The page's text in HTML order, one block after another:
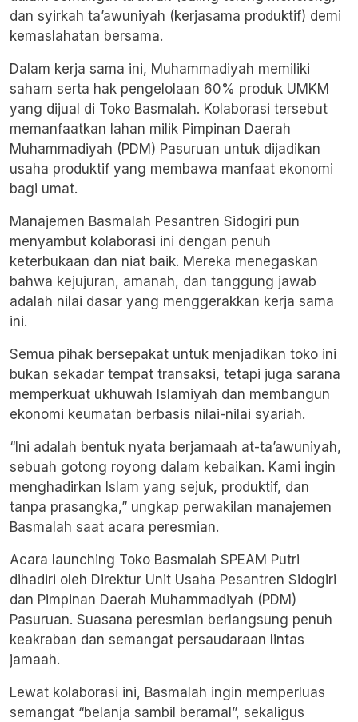
dan syirkah ta’awuniyah (kerjasama produktif) demi
kemaslahatan bersama.
Dalam kerja sama ini, Muhammadiyah memiliki
saham serta hak pengelolaan 60% produk UMKM
yang dijual di Toko Basmalah. Kolaborasi tersebut
memanfaatkan lahan milik Pimpinan Daerah
Muhammadiyah (PDM) Pasuruan untuk dijadikan
usaha produktif yang membawa manfaat ekonomi
bagi umat.
Manajemen Basmalah Pesantren Sidogiri pun
menyambut kolaborasi ini dengan penuh
keterbukaan dan niat baik. Mereka menegaskan
bahwa kejujuran, amanah, dan tanggung jawab
adalah nilai dasar yang menggerakkan kerja sama
ini.
Semua pihak bersepakat untuk menjadikan toko ini
bukan sekadar tempat transaksi, tetapi juga sarana
memperkuat ukhuwah Islamiyah dan membangun
ekonomi keumatan berbasis nilai-nilai syariah.
“Ini adalah bentuk nyata berjamaah at-ta’awuniyah,
sebuah gotong royong dalam kebaikan. Kami ingin
menghadirkan Islam yang sejuk, produktif, dan
tanpa prasangka,” ungkap perwakilan manajemen
Basmalah saat acara peresmian.
Acara launching Toko Basmalah SPEAM Putri
dihadiri oleh Direktur Unit Usaha Pesantren Sidogiri
dan Pimpinan Daerah Muhammadiyah (PDM)
Pasuruan. Suasana peresmian berlangsung penuh
keakraban dan semangat persaudaraan lintas
jamaah.
Lewat kolaborasi ini, Basmalah ingin memperluas
semangat “belanja sambil beramal”, sekaligus